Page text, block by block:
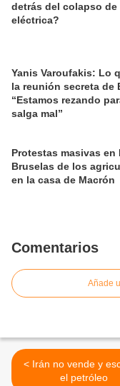
detrás del colapso de
eléctrica?
Yanis Varoufakis: Lo
la reunión secreta de
“Estamos rezando
salga mal”
Protestas masivas en
Bruselas de los
en la casa de Macrón
Comentarios
Añade
< Irán no vende y escasea
el petróleo